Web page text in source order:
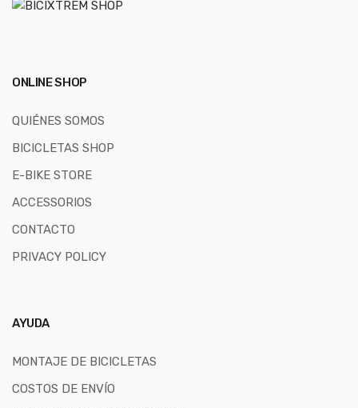
ONLINE SHOP
QUIÉNES SOMOS
BICICLETAS SHOP
E-BIKE STORE
ACCESSORIOS
CONTACTO
PRIVACY POLICY
AYUDA
MONTAJE DE BICICLETAS
COSTOS DE ENVÍO